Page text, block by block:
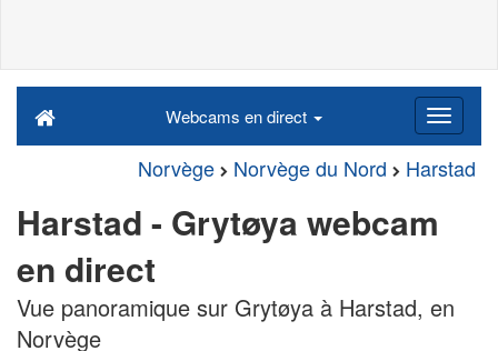
Webcams en direct
Norvège Norvège du Nord Harstad
Harstad - Grytøya webcam
en direct
Vue panoramique sur Grytøya à Harstad, en
Norvège